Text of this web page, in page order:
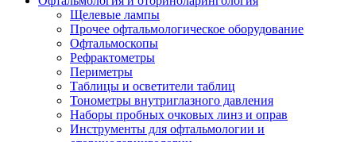
Щелевые лампы
Прочее офтальмологическое оборудование
Офтальмоскопы
Рефрактометры
Периметры
Таблицы и осветители таблиц
Тонометры внутриглазного давления
Наборы пробных очковых линз и оправ
Инструменты для офтальмологии и